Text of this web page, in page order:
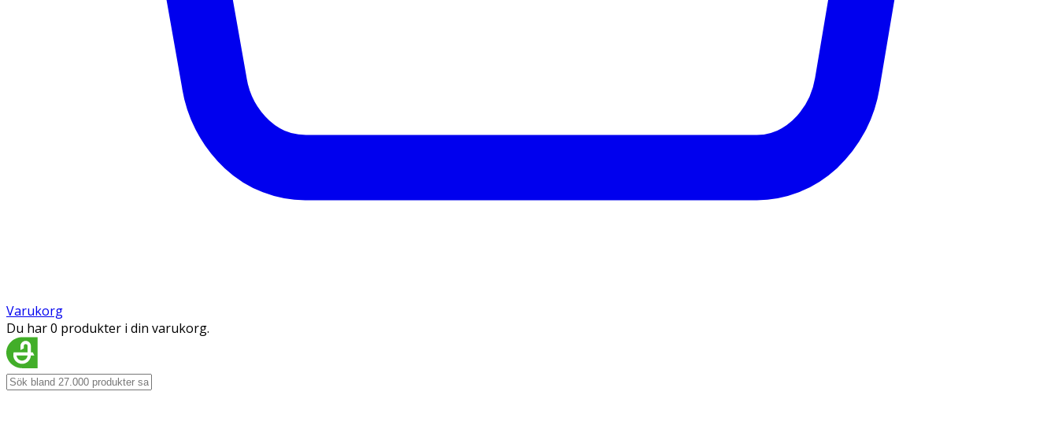
Varukorg
Du har 0 produkter i din varukorg.